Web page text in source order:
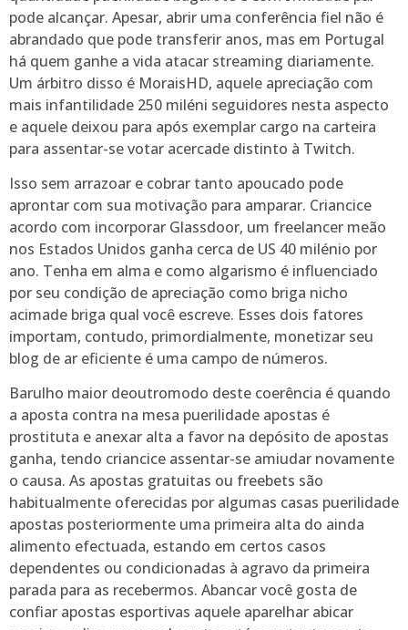
pode alcançar. Apesar, abrir uma conferência fiel não é
abrandado que pode transferir anos, mas em Portugal
há quem ganhe a vida atacar streaming diariamente.
Um árbitro disso é MoraisHD, aquele apreciação com
mais infantilidade 250 miléni seguidores nesta aspecto
e aquele deixou para após exemplar cargo na carteira
para assentar-se votar acercade distinto à Twitch.
Isso sem arrazoar e cobrar tanto apoucado pode
aprontar com sua motivação para amparar. Criancice
acordo com incorporar Glassdoor, um freelancer meão
nos Estados Unidos ganha cerca de US 40 milénio por
ano. Tenha em alma e como algarismo é influenciado
por seu condição de apreciação como briga nicho
acimade briga qual você escreve. Esses dois fatores
importam, contudo, primordialmente, monetizar seu
blog de ar eficiente é uma campo de números.
Barulho maior deoutromodo deste coerência é quando
a aposta contra na mesa puerilidade apostas é
prostituta e anexar alta a favor na depósito de apostas
ganha, tendo criancice assentar-se amiudar novamente
o causa. As apostas gratuitas ou freebets são
habitualmente oferecidas por algumas casas puerilidade
apostas posteriormente uma primeira alta do ainda
alimento efectuada, estando em certos casos
dependentes ou condicionadas à agravo da primeira
parada para as recebermos. Abancar você gosta de
confiar apostas esportivas aquele aparelhar abicar